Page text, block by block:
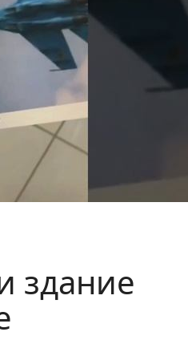
здание